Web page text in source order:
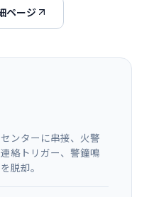
ページ
ンターに串接、火警
絡トリガー、警鐘鳴
脱却。